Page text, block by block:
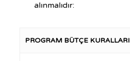
alınmalıdır:
PROGRAM BÜTÇE KURALLARI